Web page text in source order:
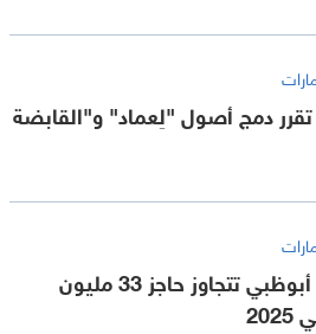
دمج أصول "لِعماد" و"القابضة
مطارات أبوظبي تتجاوز حاجز 33 مليون